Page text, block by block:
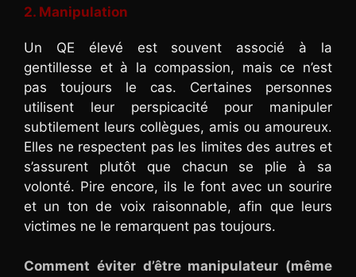
2. Manipulation
Un QE élevé est souvent associé à la
gentillesse et à la compassion, mais ce n’est
pas toujours le cas. Certaines personnes
utilisent leur perspicacité pour manipuler
subtilement leurs collègues, amis ou amoureux.
Elles ne respectent pas les limites des autres et
s’assurent plutôt que chacun se plie à sa
volonté. Pire encore, ils le font avec un sourire
et un ton de voix raisonnable, afin que leurs
victimes ne le remarquent pas toujours.
Comment éviter d’être manipulateur (même